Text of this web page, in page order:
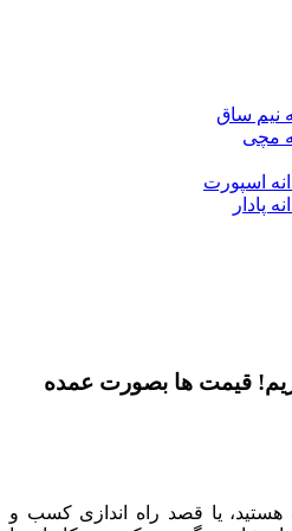
نیم ساق
مچی
اسپورت
پادار
قیمت ها بصورت عمده
هستید، یا قصد راه اندازی کسب و